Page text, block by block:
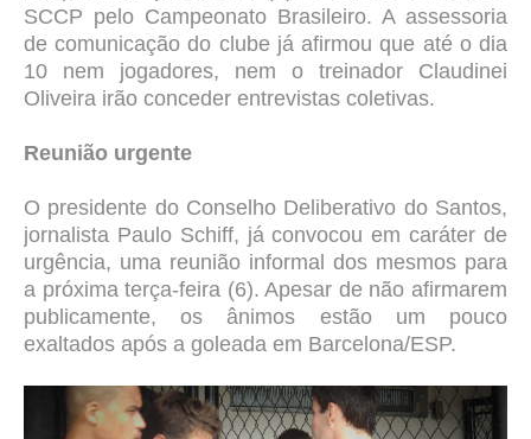
SCCP pelo Campeonato Brasileiro. A assessoria
de comunicação do clube já afirmou que até o dia
10 nem jogadores, nem o treinador Claudinei
Oliveira irão conceder entrevistas coletivas.
Reunião urgente
O presidente do Conselho Deliberativo do Santos,
jornalista Paulo Schiff, já convocou em caráter de
urgência, uma reunião informal dos mesmos para
a próxima terça-feira (6). Apesar de não afirmarem
publicamente, os ânimos estão um pouco
exaltados após a goleada em Barcelona/ESP.